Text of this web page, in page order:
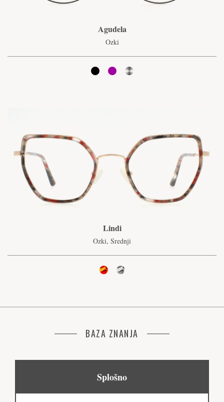
Agudela
Ozki
Lindi
Ozki, Srednji
BAZA ZNANJA
Splošno